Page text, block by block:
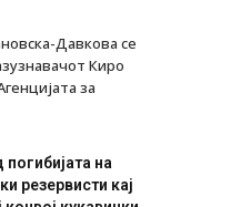
Давкова се
Киро
за
на
резервисти кај